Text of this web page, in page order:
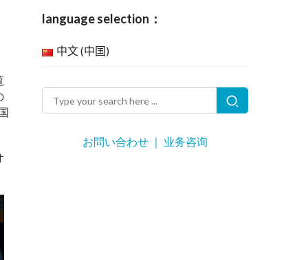
language selection：
中文 (中国)
お問い合わせ ｜ 业务咨询